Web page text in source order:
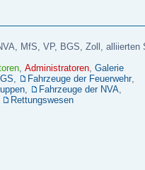
MfS, VP, BGS, Zoll, alliierten
Administratoren Galerie
Fahrzeuge der Feuerwehr,
Fahrzeuge der NVA
Rettungswesen